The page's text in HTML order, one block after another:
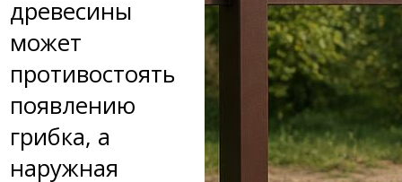
древесины
может
противостоять
появлению
грибка, а
наружная